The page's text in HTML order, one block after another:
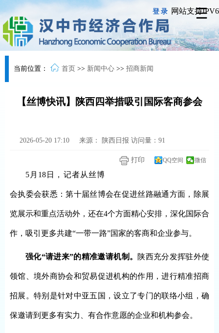
登录 网站支持IPV6
当前位置： 首页 >> 新闻中心 >> 招商新闻
【丝博快讯】陕西四举措吸引国际客商参会
2026-05-20 17:10 来源： 陕西日报 访问量： 91
打印 QQ空间 微信
5月18日，记者从丝博
会执委会获悉：第十届丝博会在促进丝路融通方面，除展
览展示和重点活动外，还在4个方面精心安排，深化国际合
作，吸引更多共建“一带一路”国家的客商和企业参与。
强化“请进来”的精准邀请机制。 陕西充分发挥驻外使
领馆、境外商协会和贸易促进机构的作用，进行精准招商
招展。特别是针对中亚五国，设立了专门的联络小组，确
保邀请到更多有实力、有合作意愿的企业和机构参会。